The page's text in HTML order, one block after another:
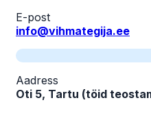
E-post
info@vihmategija.ee
Aadress
Oti 5, Tartu (töid